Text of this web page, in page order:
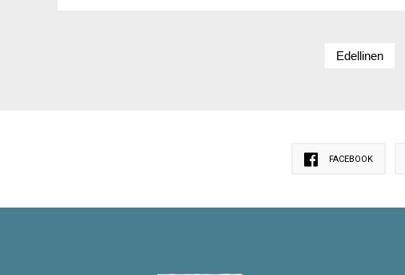
Edellinen
FACEBOOK